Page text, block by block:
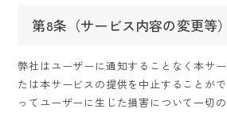
第8条（サービス内容の変更等）
弊社はユーザーに通知することなく本サ
たは本サービスの提供を中止することが
ってユーザーに生じた損害について一切の